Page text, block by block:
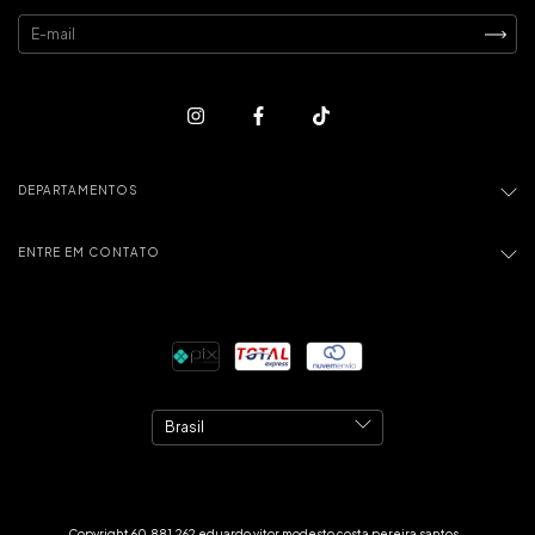
DEPARTAMENTOS
ENTRE EM CONTATO